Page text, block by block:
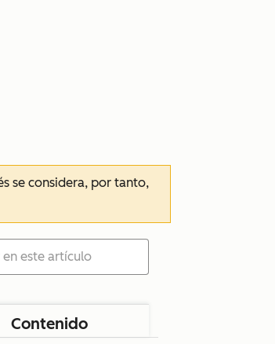
se considera, por tanto,
Contenido